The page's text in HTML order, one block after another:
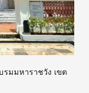
มมหาราชวัง เขต